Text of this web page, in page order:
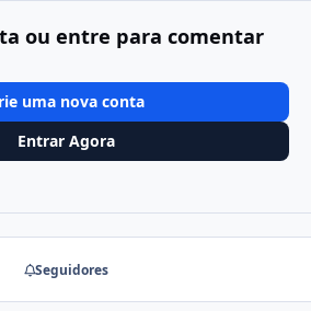
ou entre para comentar
uma nova conta
Entrar Agora
Seguidores